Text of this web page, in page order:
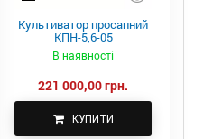
Культиватор просапний
КПН-5,6-05
В наявності
221 000,00 грн.
КУПИТИ